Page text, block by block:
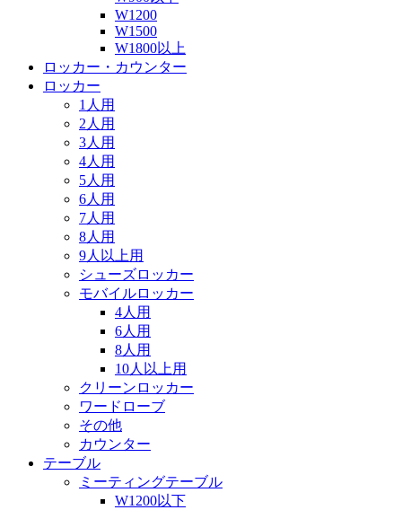
W1200
W1500
W1800以上
ロッカー・カウンター
ロッカー
1人用
2人用
3人用
4人用
5人用
6人用
7人用
8人用
9人以上用
シューズロッカー
モバイルロッカー
4人用
6人用
8人用
10人以上用
クリーンロッカー
ワードローブ
その他
カウンター
テーブル
ミーティングテーブル
W1200以下